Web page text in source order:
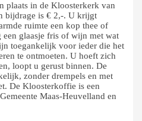
plaats in de Kloosterkerk van
bijdrage is € 2,-. U krijgt
ruimte een kop thee of
glaasje fris of wijn met wat
toegankelijk voor ieder die het
te ontmoeten. U hoeft zich
loopt u gerust binnen. De
zonder drempels en met
De Kloosterkoffie is een
Maas-Heuvelland en